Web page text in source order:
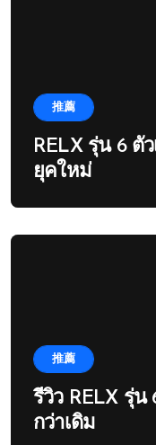
推薦
RELX รุ่น 6 ตั
ยุคใหม่
推薦
รีวิว RELX รุ่
กว่าเดิม